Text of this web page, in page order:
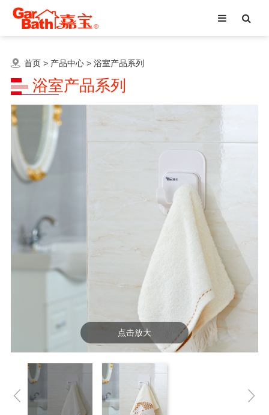
首页> 产品中心> 浴室产品系列
浴室产品系列
点击放大